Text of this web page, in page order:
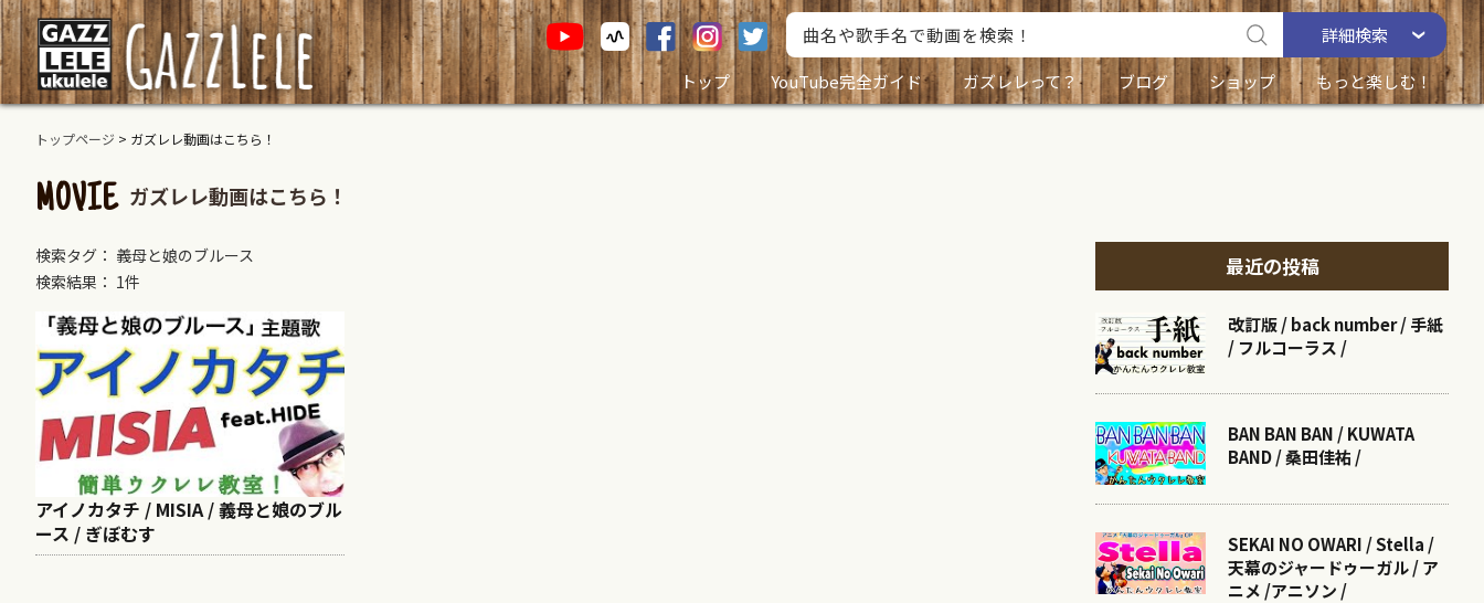
詳細検索
トップ
YouTube完全ガイド ガズレレって？ ブログ ショップ もっと楽しむ！
トップページ > ガズレレ動画はこちら！
MOVIE ガズレレ動画はこちら！
検索タグ： 義母と娘のブルース
検索結果： 1件
アイノカタチ / MISIA / 義母と娘のブル
ース / ぎぼむす
最近の投稿
改訂版 / back number / 手紙
/ フルコーラス /
BAN BAN BAN / KUWATA
BAND / 桑田佳祐 /
SEKAI NO OWARI / Stella /
天幕のジャードゥーガル / ア
ニメ /アニソン /